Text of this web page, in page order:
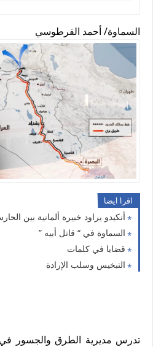
السماوة/ أحمد الفرطوسي
اقرا ايضا
أنكيدو يراود خبيرة ألمانية بين
السماوة في “ قاتل أبيه ”
قضايا في كلمات
التبخيس وسلب الإرادة
تدرس مديرية الطرق والجسور في